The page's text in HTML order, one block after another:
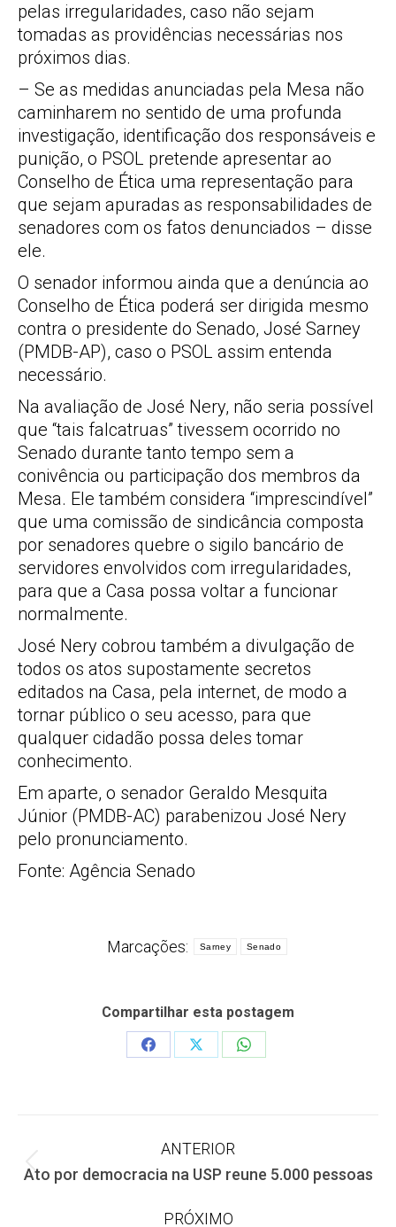
pelas irregularidades, caso não sejam
tomadas as providências necessárias nos
próximos dias.
– Se as medidas anunciadas pela Mesa não
caminharem no sentido de uma profunda
investigação, identificação dos responsáveis e
punição, o PSOL pretende apresentar ao
Conselho de Ética uma representação para
que sejam apuradas as responsabilidades de
senadores com os fatos denunciados – disse
ele.
O senador informou ainda que a denúncia ao
Conselho de Ética poderá ser dirigida mesmo
contra o presidente do Senado, José Sarney
(PMDB-AP), caso o PSOL assim entenda
necessário.
Na avaliação de José Nery, não seria possível
que “tais falcatruas” tivessem ocorrido no
Senado durante tanto tempo sem a
conivência ou participação dos membros da
Mesa. Ele também considera “imprescindível”
que uma comissão de sindicância composta
por senadores quebre o sigilo bancário de
servidores envolvidos com irregularidades,
para que a Casa possa voltar a funcionar
normalmente.
José Nery cobrou também a divulgação de
todos os atos supostamente secretos
editados na Casa, pela internet, de modo a
tornar público o seu acesso, para que
qualquer cidadão possa deles tomar
conhecimento.
Em aparte, o senador Geraldo Mesquita
Júnior (PMDB-AC) parabenizou José Nery
pelo pronunciamento.
Fonte: Agência Senado
Marcações: Sarney Senado
Compartilhar esta postagem
Share
Share
Share
Navegação
de
ANTERIOR
Post
Ato por democracia na USP reune 5.000 pessoas
PRÓXIMO